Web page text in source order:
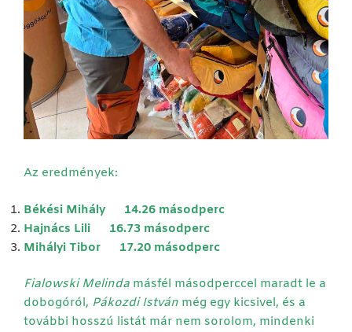
Az eredmények:
Békési Mihály 14.26 másodperc
Hajnács Lili 16.73 másodperc
Mihályi Tibor 17.20 másodperc
Fialowski Melinda másfél másodperccel maradt le a
dobogóról, Pákozdi István még egy kicsivel, és a
további hosszú listát már nem sorolom, mindenki